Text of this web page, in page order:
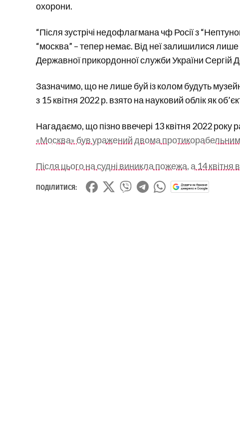
охорони.
“Після зустрічі недофлагмана чф Росії з
“москва” – тепер немає. Від неї залишилися лише
Державної прикордонної служби України Сергій
Зазначимо, що не лише буй із колом будуть
з 15 квітня 2022 р. взято на науковий облік як
Нагадаємо, що пізно ввечері 13 квітня 2022 року
«Москва» був уражений двома
Після цього на судні виникла пожежа, а 14 квітня
ПОДІЛИТИСЯ: